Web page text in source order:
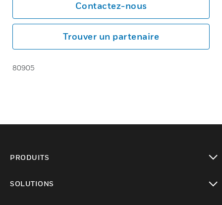
Contactez-nous
Trouver un partenaire
80905
PRODUITS
SOLUTIONS